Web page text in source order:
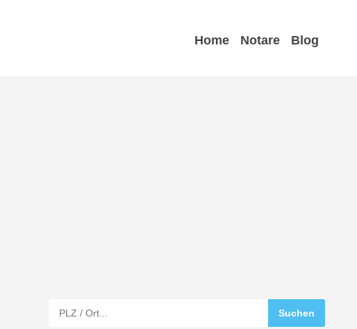
Home Notare Blog